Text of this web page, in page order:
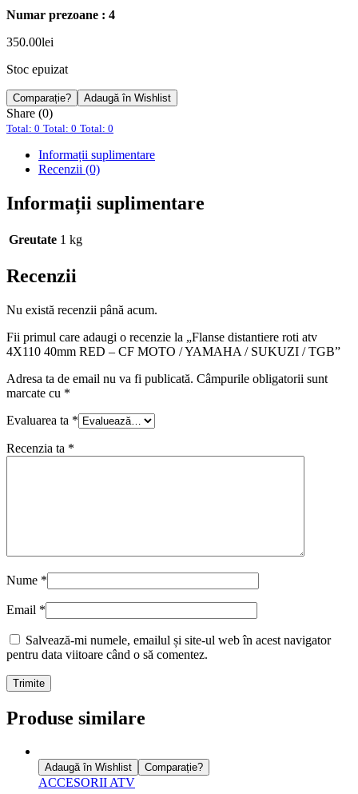
Numar prezoane : 4
350.00lei
Stoc epuizat
Comparație? Adaugă în Wishlist
Share (0)
Total: 0 Total: 0 Total: 0
Informații suplimentare
Recenzii (0)
Informații suplimentare
Greutate 1 kg
Recenzii
Nu există recenzii până acum.
Fii primul care adaugi o recenzie la „Flanse distantiere roti atv
4X110 40mm RED – CF MOTO / YAMAHA / SUKUZI / TGB”
Adresa ta de email nu va fi publicată. Câmpurile obligatorii sunt
marcate cu *
Evaluarea ta *
Recenzia ta *
Nume *
Email *
Salvează-mi numele, emailul și site-ul web în acest navigator
pentru data viitoare când o să comentez.
Produse similare
Adaugă în Wishlist Comparație?
ACCESORII ATV